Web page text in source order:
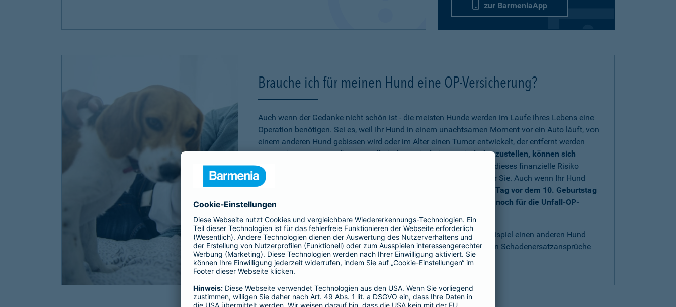
zur BarmeniaApp
Brauche ich für meinen Hund eine OP-Versicherung?
Auch wenn der Gedanke nicht schön ist - die meisten Hunde werden im Laufe ihres Lebens eine
Operation benötigen. Sei es, weil Ihr Hund in einem unachtsamen Moment vor ein Auto läuft, von
einem anderen Hund gebissen wird oder im Alter einen Tumor entwickelt, der entfernt werden
muss.Die Kosten, um die Gesundheit Ihres Vierbeiners wiederherzustellen, können sich
schnell auf mehrere tausend Euro belaufen
. Wenn Sie sich gegen dieses finanzielle Risiko
absichern möchten, ist die Operationsversicherung genau richtig für Sie. Auch wenn Ihr Hund
schon älter ist,
bei der Barmenia können Sie Ihren Hund bis einen Tag vor dem 10. Geburtstag
versichern. Über den 10. Geburtstag hinaus können Sie sich aber noch für die Unfall-OP-
Übrigens:Wenn Ihr Hund selbst einen Schaden verursacht, zum Beispiel einen anderen Hund
beißt, sind Sie mit derHundehaftpflichtder Barmenia bestens gegen Schadenersatzansprüche
Dritter geschützt.